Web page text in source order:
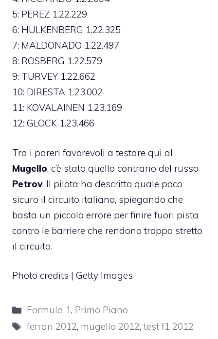
5: PEREZ 1.22.229
6: HULKENBERG 1.22.325
7: MALDONADO 1.22.497
8: ROSBERG 1.22.579
9: TURVEY 1.22.662
10: DIRESTA 1.23.002
11: KOVALAINEN 1.23.169
12: GLOCK 1.23.466
Tra i pareri favorevoli a testare qui al
Mugello, c’è stato quello contrario del russo
Petrov. Il pilota ha descritto quale poco
sicuro il circuito italiano, spiegando che
basta un piccolo errore per finire fuori pista
contro le barriere che rendono troppo stretto
il circuito.
Photo credits | Getty Images
Categorie
Formula 1, Primo Piano
Tag
ferrari 2012, mugello 2012,test f1 2012